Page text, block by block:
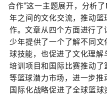
合作”这一主题展开，分析
年之间的文化交流，推动
作。文章从四个方面进行
少年提供了一个了解不同
球技能，也促进了文化理
培训项目和国际比赛推动
等篮球潜力市场，进一步
国际化战略促进了全球篮